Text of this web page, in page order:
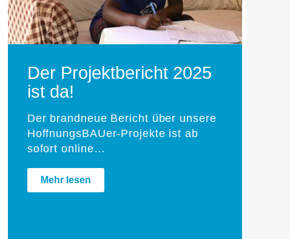
Der Projektbericht 2025
ist da!
Der brandneue Bericht über unsere
HoffnungsBAUer-Projekte ist ab
sofort online…
Mehr lesen